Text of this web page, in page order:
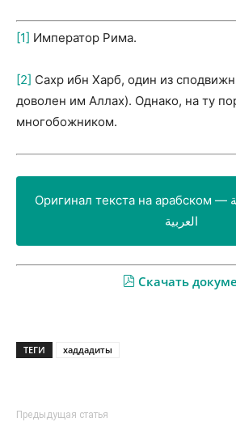
[1] Император Рима.
[2] Сахр ибн Харб, один из
доволен им Аллах). Однако, на ту
многобожником.
Оригинал текста на арабском — المتن الأصلي باللغة
العربية
Скачать
ТЕГИ хаддадиты
Предыдущая статья